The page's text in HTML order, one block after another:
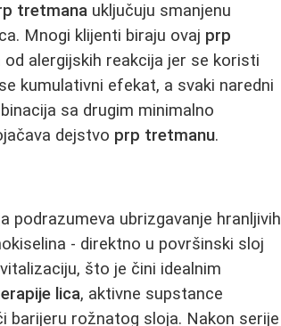
tretmana uključuju smanjenu
Mnogi klijenti biraju ovaj prp
alergijskih reakcija jer se koristi
kumulativni efekat, a svaki naredni
sa drugim minimalno
dejstvo prp tretmanu.
podrazumeva ubrizgavanje hranljivih
- direktno u površinski sloj
što je čini idealnim
lica, aktivne supstance
barijeru rožnatog sloja. Nakon serije